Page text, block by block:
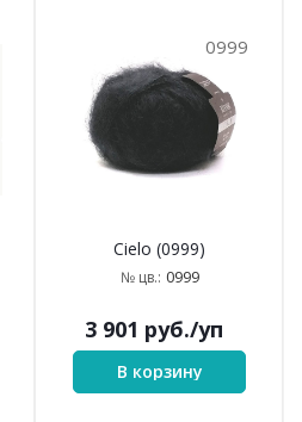
0999
Cielo (0999)
№ цв.: 0999
3 901 руб./уп
В корзину